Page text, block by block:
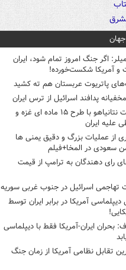
اگر جنگ امروز تمام شود، ایران
و آمریکا شکست‌خورده!
پاتریوت عربستان هم ته‌ کشید
پدافند اسرائیل از ترس ایران
مخالفت نتانیاهو با طرح ۱۵ ماده ای غزه و
علیه ایران
از عملیات بزرگ و دقیق یمنی ها
سعودی در المخا+فیلم
رای دهندگان به ترامپ از قیمت
تهاجمی اسرائیل در جنوب غربی سوریه
دیپلماسی آمریکا در برابر ایران توسط
بحران ایران-آمریکا فقط با دیپلماسی
تقابل نظامی آمریکا از زمان جنگ